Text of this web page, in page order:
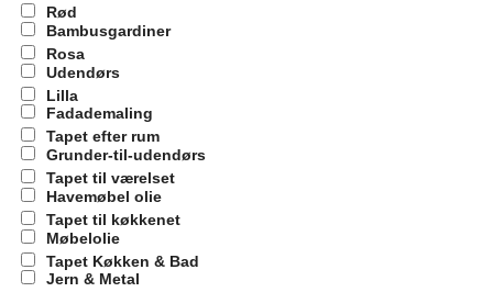
Rød
Rosa
Lilla
Tapet efter rum
Tapet til værelset
Tapet til køkkenet
Tapet Køkken & Bad
Bambusgardiner
Udendørs
Fadademaling
Grunder-til-udendørs
Havemøbel olie
Møbelolie
Jern & Metal